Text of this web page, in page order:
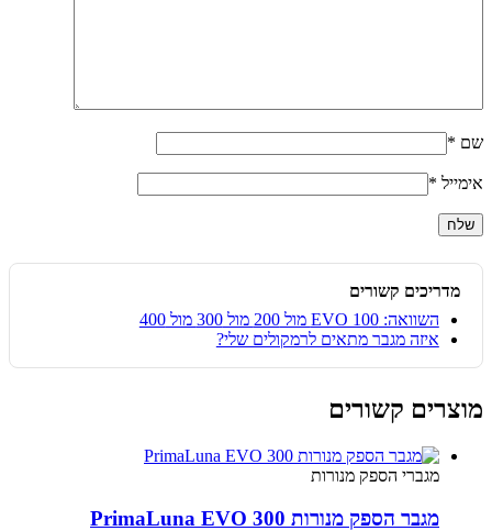
שם *
אימייל *
מדריכים קשורים
השוואה: EVO 100 מול 200 מול 300 מול 400
איזה מגבר מתאים לרמקולים שלי?
מוצרים קשורים
מגברי הספק מנורות
מגבר הספק מנורות PrimaLuna EVO 300